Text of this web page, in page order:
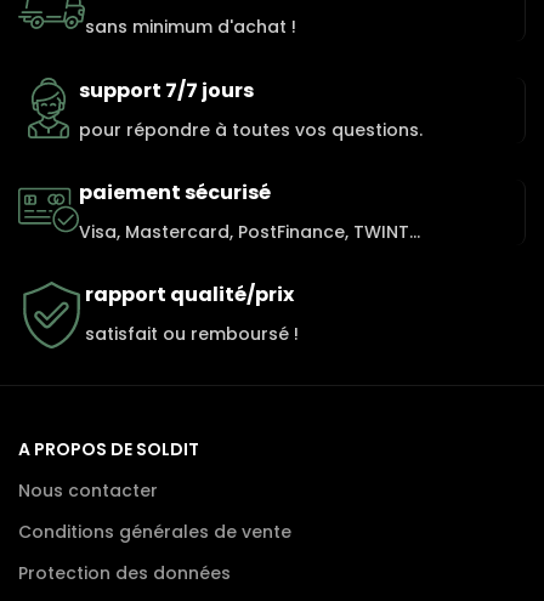
sans minimum d'achat !
support 7/7 jours
pour répondre à toutes vos questions.
paiement sécurisé
Visa, Mastercard, PostFinance, TWINT...
rapport qualité/prix
satisfait ou remboursé !
A PROPOS DE SOLDIT
Nous contacter
Conditions générales de vente
Protection des données